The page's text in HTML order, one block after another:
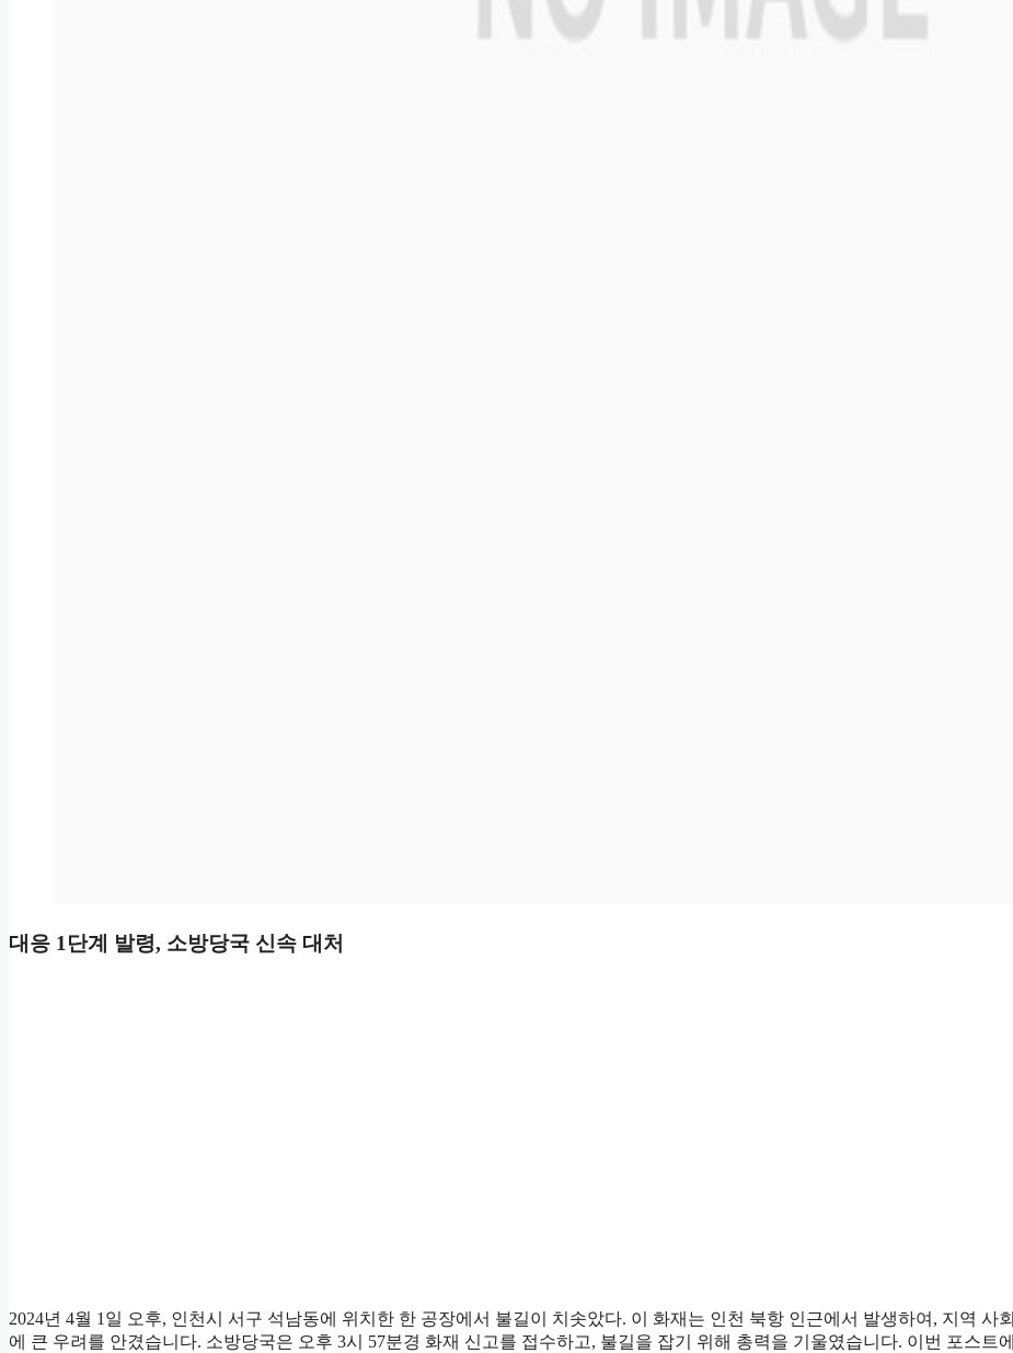
대응 1단계 발령, 소방당국 신속 대처
2024년 4월 1일 오후, 인천시 서구 석남동에 위치한 한 공장에서 불길이 치솟았다. 이 화재는 인천 북항 인근에서 발생하여, 지역 사회
에 큰 우려를 안겼습니다. 소방당국은 오후 3시 57분경 화재 신고를 접수하고, 불길을 잡기 위해 총력을 기울였습니다. 이번 포스트에